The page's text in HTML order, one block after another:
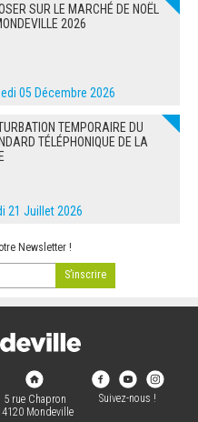
SUR LE MARCHÉ DE NOËL
2026
05 Décembre 2026
TEMPORAIRE DU
TÉLÉPHONIQUE DE LA
21 Juillet 2026
Newsletter !
5 rue Chapron
Mondeville
Suivez-nous !